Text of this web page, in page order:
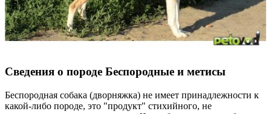
Сведения о породе Бeспородные и метисы
Беспородная собака (дворняжка) не имеет принадлежности к
какой-либо породе, это "продукт" стихийного, не